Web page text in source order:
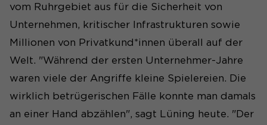
vom Ruhrgebiet aus für die Sicherheit von
Unternehmen, kritischer Infrastrukturen sowie
Millionen von Privatkund*innen überall auf der
Welt. "Während der ersten Unternehmer-Jahre
waren viele der Angriffe kleine Spielereien. Die
wirklich betrügerischen Fälle konnte man damals
an einer Hand abzählen", sagt Lüning heute. "Der